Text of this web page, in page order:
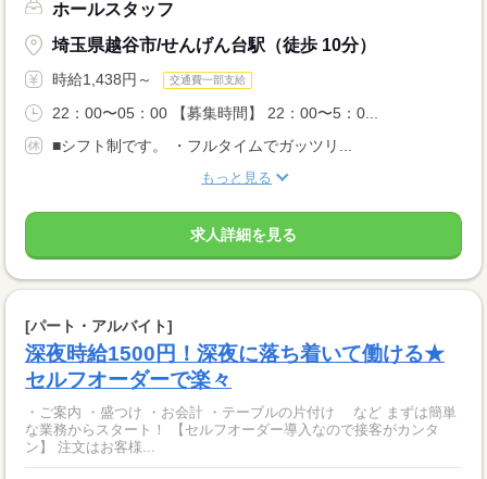
ホールスタッフ
埼玉県越谷市/せんげん台駅（徒歩 10分）
時給1,438円～ 交通費一部支給
22：00〜05：00 【募集時間】 22：00〜5：0...
■シフト制です。 ・フルタイムでガッツリ...
もっと見る
求人詳細を見る
[パート・アルバイト]
深夜時給1500円！深夜に落ち着いて働ける★
セルフオーダーで楽々
・ご案内 ・盛つけ ・お会計 ・テーブルの片付け など まずは簡単
な業務からスタート！ 【セルフオーダー導入なので接客がカンタ
ン】 注文はお客様...